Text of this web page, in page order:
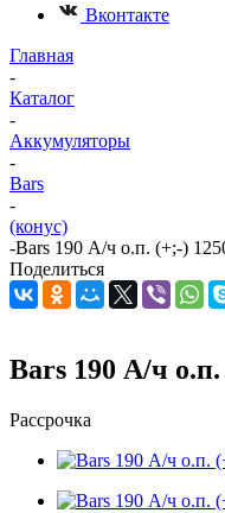
Вконтакте
Главная
-
Каталог
-
Аккумуляторы
-
Bars
-
(конус)
-Bars 190 А/ч о.п. (+;-)
Поделиться
Bars 190 А/ч
Рассрочка